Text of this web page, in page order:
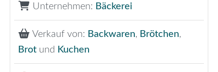
Unternehmen: Bäckerei
Verkauf von: Backwaren, Brötchen,
Brot und Kuchen